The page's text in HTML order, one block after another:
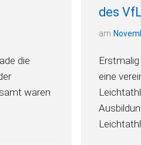
die
waren
des
am
eine